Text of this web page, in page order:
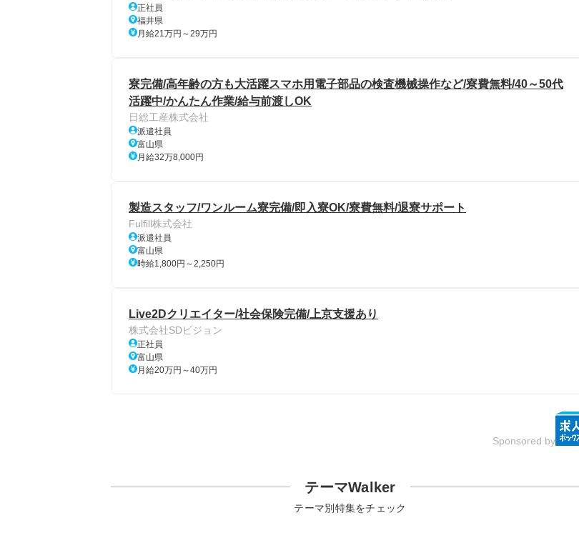
正社員
福井県
月給21万円～29万円
寮完備/高年齢の方も大活躍スマホ用電子部品の検査機械操作など/寮費無料/40～50代
活躍中/かんたん作業/給与前渡しOK
日総工産株式会社
派遣社員
富山県
月給32万8,000円
製造スタッフ/ワンルーム寮完備/即入寮OK/寮費無料/退寮サポート
Fulfill株式会社
派遣社員
富山県
時給1,800円～2,250円
Live2Dクリエイター/社会保険完備/上京支援あり
株式会社SDビジョン
正社員
富山県
月給20万円～40万円
Sponsored by
テーマWalker
テーマ別特集をチェック